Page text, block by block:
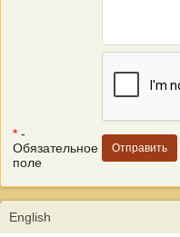
* -
Обязательное
поле
English